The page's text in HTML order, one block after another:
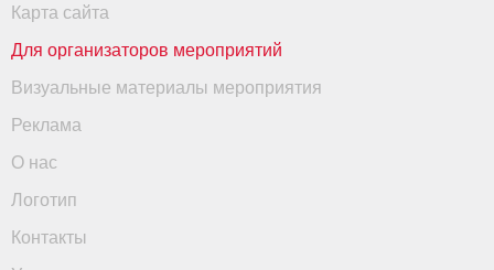
Карта сайта
Для организаторов мероприятий
Визуальные материалы мероприятия
Реклама
О нас
Логотип
Контакты